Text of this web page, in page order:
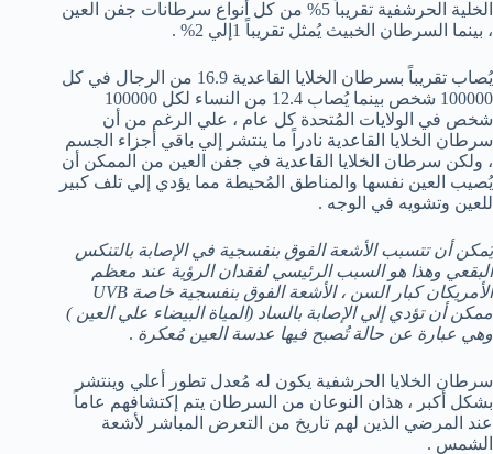
الخلية الحرشفية تقريباً 5% من كل أنواع سرطانات جفن العين
، بينما السرطان الخبيث يُمثل تقريباً 1إلي 2% .
يُصاب تقريباً بسرطان الخلايا القاعدية 16.9 من الرجال في كل
100000 شخص بينما يُصاب 12.4 من النساء لكل 100000
شخص في الولايات المُتحدة كل عام ، علي الرغم من أن
سرطان الخلايا القاعدية نادراً ما ينتشر إلي باقي أجزاء الجسم
، ولكن سرطان الخلايا القاعدية في جفن العين من الممكن أن
يُصيب العين نفسها والمناطق المُحيطة مما يؤدي إلي تلف كبير
للعين وتشويه في الوجه .
يُمكن أن تتسبب الأشعة الفوق بنفسجية في الإصابة بالتنكس
البقعي وهذا هو السبب الرئيسي لفقدان الرؤية عند معظم
الأمريكان كبار السن ، الأشعة الفوق بنفسجية خاصة UVB
ممكن أن تؤدي إلي الإصابة بالساد (المياة البيضاء علي العين )
وهي عبارة عن حالة تُصبح فيها عدسة العين مُعكرة .
سرطان الخلايا الحرشفية يكون له مُعدل تطور أعلي وينتشر
بشكل أكبر ، هذان النوعان من السرطان يتم إكتشافهم عاماً
عند المرضي الذين لهم تاريخ من التعرض المباشر لأشعة
الشمس .